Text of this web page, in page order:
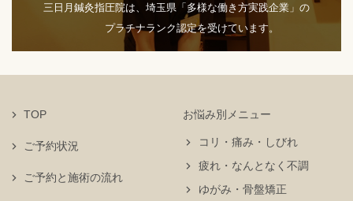
三日月鍼灸指圧院は、埼玉県「多様な働き方実践企業」の
プラチナランク認定を受けています。
TOP
ご予約状況
お悩み別メニュー
コリ・痛み・しびれ
疲れ・なんとなく不調
ゆがみ・骨盤矯正
ご予約と施術の流れ